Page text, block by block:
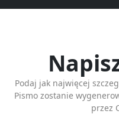
Podaj jak najwięcej
Pismo zostanie
przez